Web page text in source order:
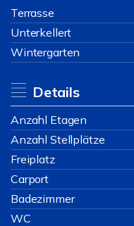
Terrasse
Unterkellert
Wintergarten
Details
Anzahl Etagen
Anzahl Stellplätze
Freiplatz
Carport
Badezimmer
WC